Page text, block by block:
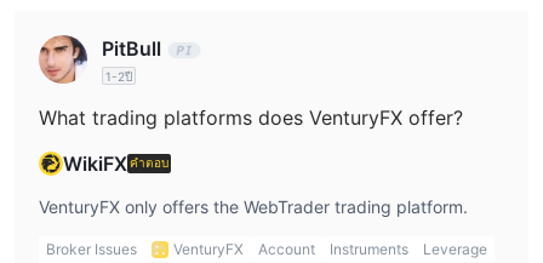
PitBull
1-2ปี
What trading platforms does VenturyFX offer?
WikiFXคำตอบ
VenturyFX only offers the WebTrader trading platform.
Broker Issues VenturyFX Account Instruments
Leverage